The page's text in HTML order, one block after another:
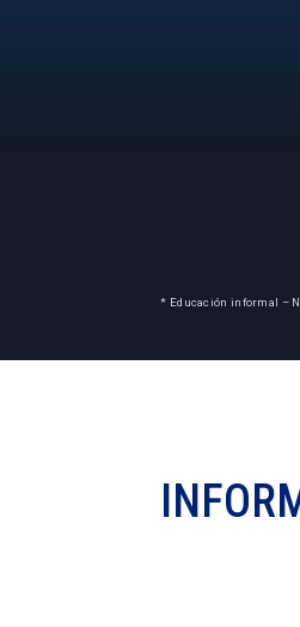
* Educación informal –